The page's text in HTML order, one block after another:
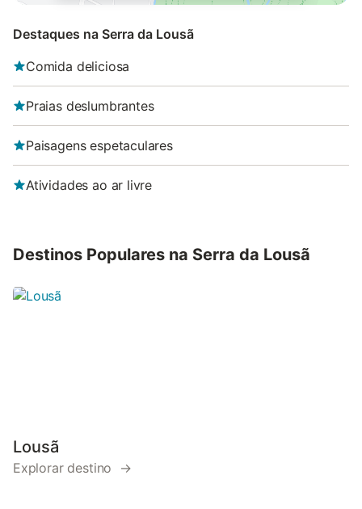
Destaques na Serra da Lousã
Comida deliciosa
Praias deslumbrantes
Paisagens espetaculares
Atividades ao ar livre
Destinos Populares na Serra da Lousã
Lousã
Explorar destino →